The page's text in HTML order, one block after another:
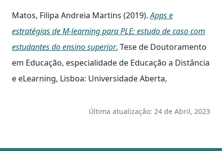
Matos, Filipa Andreia Martins (2019).Apps e
estratégias de M-learning para PLE: estudo de caso com
estudantes do ensino superior, Tese de Doutoramento
em Educação, especialidade de Educação a Distância
e eLearning, Lisboa: Universidade Aberta,
Última atualização: 24 de Abril, 2023